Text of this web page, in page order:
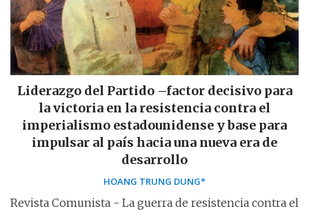
Liderazgo del Partido –factor decisivo para
la victoria en la resistencia contra el
imperialismo estadounidense y base para
impulsar al país hacia una nueva era de
desarrollo
HOANG TRUNG DUNG*
Revista Comunista - La guerra de resistencia contra el